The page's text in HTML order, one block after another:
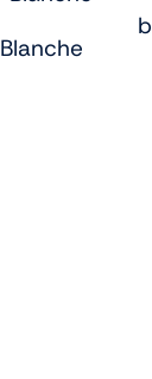
Blanche